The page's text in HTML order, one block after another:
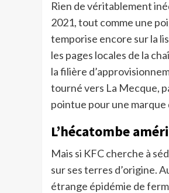
Rien de véritablement
2021, tout comme une
temporise encore sur la
les pages locales de la
la filière
tourné vers La Mecque,
pointue pour une
L’hécatombe
Mais si KFC cherche à
sur ses terres d’origine.
étrange épidémie de